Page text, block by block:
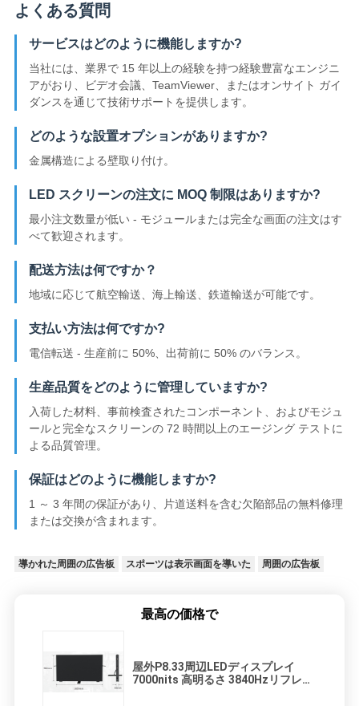
よくある質問
サービスはどのように機能しますか?
当社には、業界で 15 年以上の経験を持つ経験豊富なエンジニ
アがおり、ビデオ会議、TeamViewer、またはオンサイト ガイ
ダンスを通じて技術サポートを提供します。
どのような設置オプションがありますか?
金属構造による壁取り付け。
LED スクリーンの注文に MOQ 制限はありますか?
最小注文数量が低い - モジュールまたは完全な画面の注文はす
べて歓迎されます。
配送方法は何ですか？
地域に応じて航空輸送、海上輸送、鉄道輸送が可能です。
支払い方法は何ですか?
電信転送 - 生産前に 50%、出荷前に 50% のバランス。
生産品質をどのように管理していますか?
入荷した材料、事前検査されたコンポーネント、およびモジュ
ールと完全なスクリーンの 72 時間以上のエージング テストに
よる品質管理。
保証はどのように機能しますか?
1 ～ 3 年間の保証があり、片道送料を含む欠陥部品の無料修理
または交換が含まれます。
導かれた周囲の広告板 スポーツは表示画面を導いた 周囲の広告板
最高の価格で
屋外P8.33周辺LEDディスプレイ
7000nits 高明るさ 3840Hzリフレッ